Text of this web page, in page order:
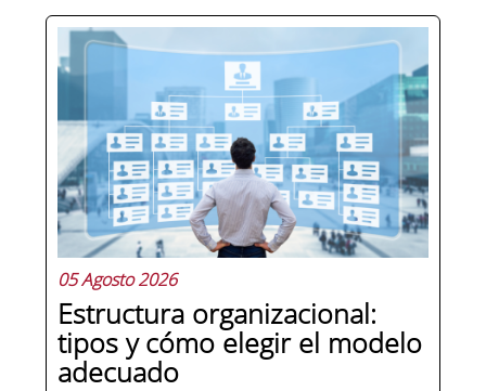
Pocas figuras han ganado tanto peso
en la estructura corporativa española
en la última década como el
compliance officer. Desde que la
reforma del Código Penal extendió la
responsabilidad penal a las personas
jurídicas, las empresas de cualquier...
05 Agosto 2026
Estructura organizacional:
tipos y cómo elegir el modelo
adecuado